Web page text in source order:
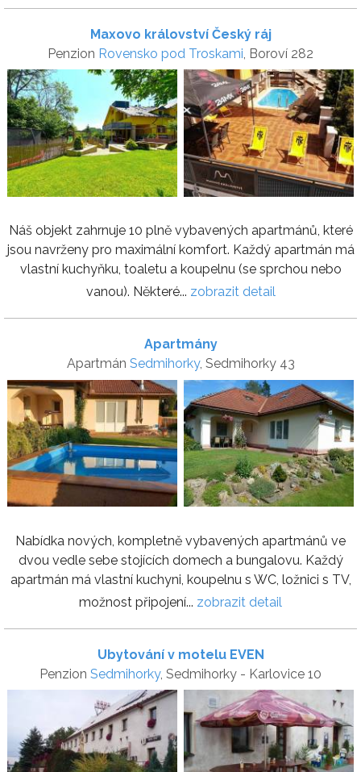
Maxovo království Český ráj
Penzion Rovensko pod Troskami, Boroví 282
Náš objekt zahrnuje 10 plně vybavených apartmánů, které
jsou navrženy pro maximální komfort. Každý apartmán má
vlastní kuchyňku, toaletu a koupelnu (se sprchou nebo
vanou). Některé... zobrazit detail
Apartmány
Apartmán Sedmihorky, Sedmihorky 43
Nabídka nových, kompletně vybavených apartmánů ve
dvou vedle sebe stojících domech a bungalovu. Každý
apartmán má vlastní kuchyni, koupelnu s WC, ložnici s TV,
možnost připojení... zobrazit detail
Ubytování v motelu EVEN
Penzion Sedmihorky, Sedmihorky - Karlovice 10